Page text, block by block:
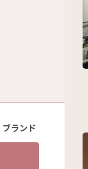
ブランド